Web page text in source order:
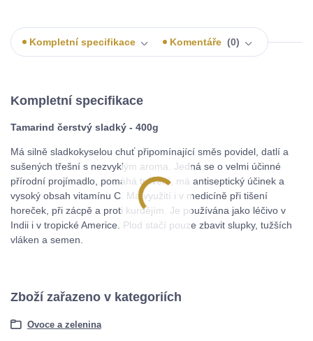
Kompletní specifikace Komentáře 0
Kompletní specifikace
Tamarind čerstvý sladký - 400g
Má silně sladkokyselou chuť připomínající směs povidel, datlí a
sušených třešní s nezvyklým aroma. Jedná se o velmi účinné
přírodní projímadlo, pomáhá trávení, má antiseptický účinek a
vysoký obsah vitamínu C. Má využití i v medicíně při tišení
horeček, při zácpě a proti kurdějím. Je používána jako léčivo v
Indii i v tropické Americe. Plod stačí pouze zbavit slupky, tužších
vláken a semen.
Zboží zařazeno v kategoriích
Ovoce a zelenina